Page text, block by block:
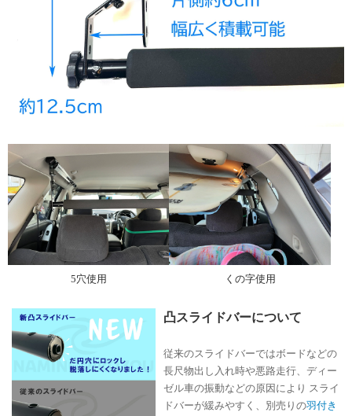
5穴使用 くの字使用
凸スライドバーについて
従来のスライドバーではボードなどの
長尺物出し入れ時や悪路走行、ディー
ゼル車の振動などの原因により スライ
ドバーが緩みやすく、別売りの羽付き